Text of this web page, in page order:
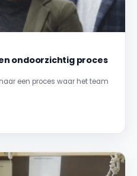
ondoorzichtig proces
een proces waar het team